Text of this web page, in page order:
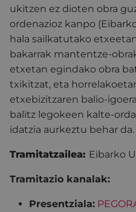
ukitzen ez dioten obra
ordenazioz kanpo
hala sailkatutako
bakarrak mantentze-
etxetan egindako obra
txikitzat, eta
etxebizitzaren balio-
balitz legokeen kalte-
idatzia aurkeztu behar da.
Tramitatzailea: Eibarko
Tramitazio kanalak:
Presentziala: